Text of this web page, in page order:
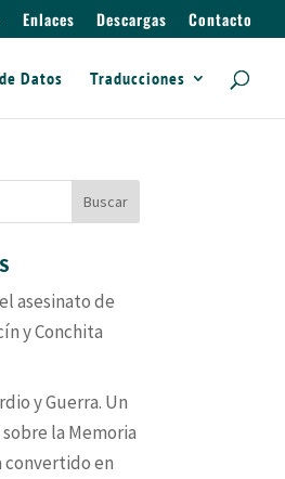
Enlaces Descargas Contacto
Datos Traducciones
asesinato de
y Conchita
y Guerra. Un
la Memoria
convertido en